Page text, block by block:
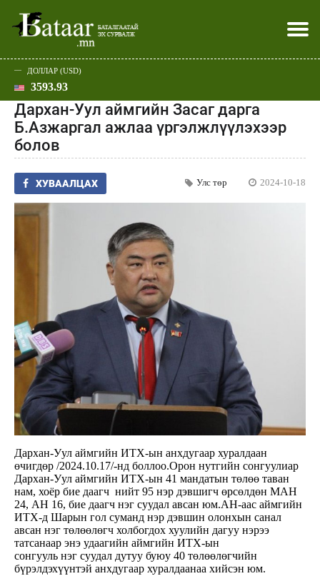
Эхлэл
Улс төр
Нийгэм
Эдийн засаг
Дэлхий
Спорт
Шар
Батаар юу хэлэв
Хэвлэл мэдээллээр
ДОЛЛАР (USD)
3593.93
Дархан-Уул аймгийн Засаг дарга
Б.Азжаргал ажлаа үргэлжлүүлэхээр
болов
ХУВААЛЦАХ Улс төр 2024-10-18
Дархан-Уул аймгийн ИТХ-ын анхдугаар хуралдаан
өчигдөр /2024.10.17/-нд боллоо.Орон нутгийн сонгуулиар
Дархан-Уул аймгийн ИТХ-ын 41 мандатын төлөө таван
нам, хоёр бие даагч нийт 95 нэр дэвшигч өрсөлдөн МАН
24, АН 16, бие даагч нэг суудал авсан юм.АН-аас аймгийн
ИТХ-д Шарын гол суманд нэр дэвшин олонхын санал
авсан нэг төлөөлөгч холбогдох хуулийн дагуу нэрээ
татсанаар энэ удаагийн аймгийн ИТХ-ын
сонгууль нэг суудал дутуу буюу 40 төлөөлөгчийн
бүрэлдэхүүнтэй анхдугаар хуралдаанаа хийсэн юм.